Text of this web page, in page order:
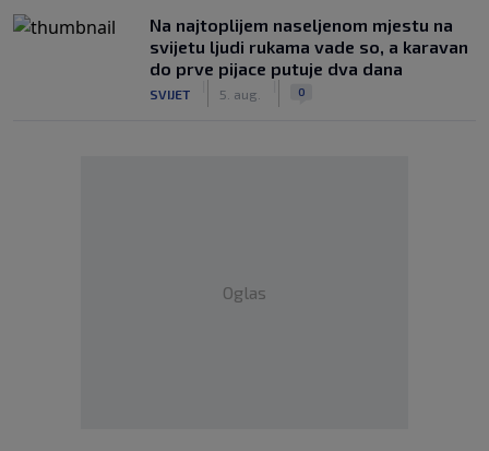
Na najtoplijem naseljenom mjestu na
svijetu ljudi rukama vade so, a karavan
do prve pijace putuje dva dana
SVIJET 5. aug. 0
Oglas